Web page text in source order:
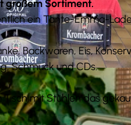
großem Sortiment.
ein Tante-Emma-
Backwaren, Eis,
Schmuck und CDs.
mit Stühlen das